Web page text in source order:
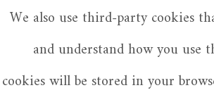
We also use third-party cookies
and understand how you use
cookies will be stored in your